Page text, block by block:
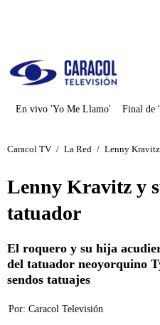
En vivo 'Yo Me Llamo' Final de
Caracol TV / La Red / Lenny
Lenny Kravitz y
tatuador
El roquero y su hija
del tatuador neoyorquino
sendos tatuajes
Por: Caracol Televisión